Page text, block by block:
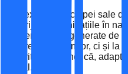
Prin expertiza echipei sale
IT sprijină organizațiile în
și operaționale generate de
evitarea sancțiunilor, ci și la
securitate cibernetică,
digital.